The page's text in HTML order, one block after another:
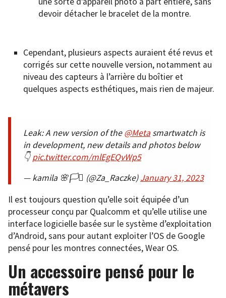
devoir détacher le bracelet de la montre.
Cependant, plusieurs aspects auraient été revus et
corrigés sur cette nouvelle version, notamment au
niveau des capteurs à l’arrière du boîtier et
quelques aspects esthétiques, mais rien de majeur.
Leak: A new version of the@Meta smartwatch is
in development, new details and photos below
👇pic.twitter.com/mlEgEQvWp5
— kamila 🌸🏳️‍⚧️ (@Za_Raczke)January 31, 2023
Il est toujours question qu’elle soit équipée d’un
processeur conçu par Qualcomm et qu’elle utilise une
interface logicielle basée sur le système d’exploitation
d’Android, sans pour autant exploiter l’OS de Google
pensé pour les montres connectées, Wear OS.
Un accessoire pensé pour le
métavers